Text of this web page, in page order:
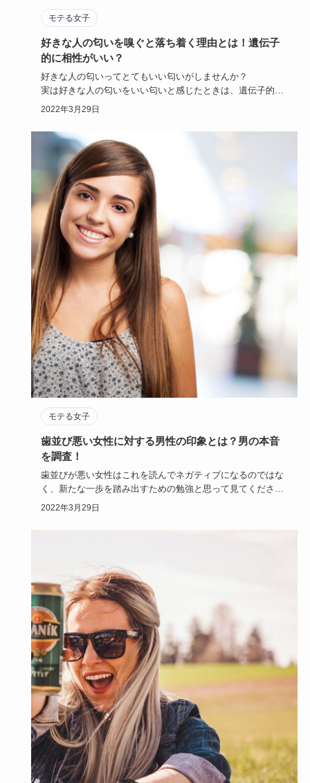
モテる女子
好きな人の匂いを嗅ぐと落ち着く理由とは！遺伝子
的に相性がいい？
好きな人の匂いってとてもいい匂いがしませんか？
実は好きな人の匂いをいい匂いと感じたときは、遺伝子的に
相性がいいとも言わ…
2022年3月29日
モテる女子
歯並び悪い女性に対する男性の印象とは？男の本音
を調査！
歯並びが悪い女性はこれを読んでネガティブになるのではな
く、新たな一歩を踏み出すための勉強と思って見てください
ね。また、歯並…
2022年3月29日